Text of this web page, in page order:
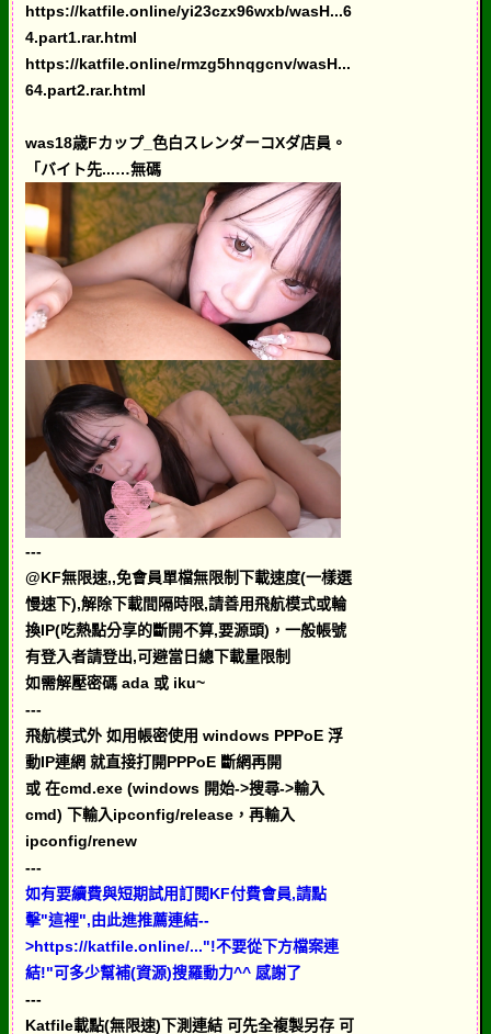
https://katfile.online/yi23czx96wxb/wasH...6
4.part1.rar.html
https://katfile.online/rmzg5hnqgcnv/wasH...
64.part2.rar.html
was18歳Fカップ_色白スレンダーコXダ店員。
「バイト先...…無碼
---
@KF無限速,,免會員單檔無限制下載速度(一樣選
慢速下),解除下載間隔時限,請善用飛航模式或輪
換IP(吃熱點分享的斷開不算,要源頭)，一般帳號
有登入者請登出,可避當日總下載量限制
如需解壓密碼 ada 或 iku~
---
飛航模式外 如用帳密使用 windows PPPoE 浮
動IP連網 就直接打開PPPoE 斷網再開
或 在cmd.exe (windows 開始->搜尋->輸入
cmd) 下輸入ipconfig/release，再輸入
ipconfig/renew
---
如有要續費與短期試用訂閱KF付費會員,請點
擊"這裡",由此進推薦連結--
>https://katfile.online/..."!不要從下方檔案連
結!"可多少幫補(資源)搜羅動力^^ 感謝了
---
Katfile載點(無限速)下測連結 可先全複製另存 可